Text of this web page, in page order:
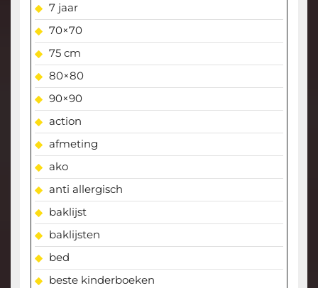
7 jaar
70×70
75 cm
80×80
90×90
action
afmeting
ako
anti allergisch
baklijst
baklijsten
bed
beste kinderboeken